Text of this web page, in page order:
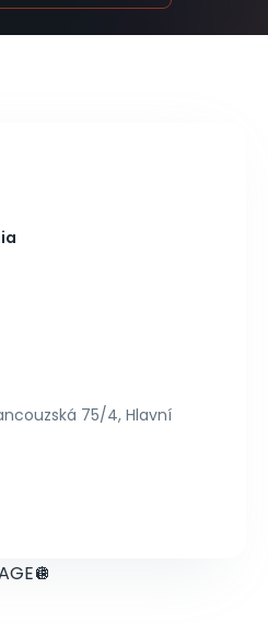
75/4, Hlavní